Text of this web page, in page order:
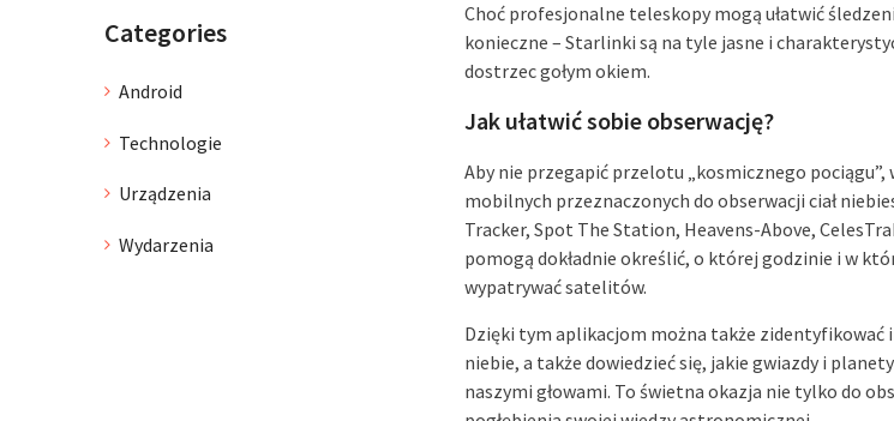
Choć profesjonalne teleskopy mogą ułatwić
konieczne – Starlinki są na tyle jasne i
dostrzec gołym okiem.
Jak ułatwić sobie obserwację?
Aby nie przegapić przelotu „kosmicznego
mobilnych przeznaczonych do obserwacji ciał
Tracker, Spot The Station, Heavens-Above,
pomogą dokładnie określić, o której godzinie i w
wypatrywać satelitów.
Dzięki tym aplikacjom można także zidentyfikować
niebie, a także dowiedzieć się, jakie gwiazdy i
naszymi głowami. To świetna okazja nie tylko do
Categories
Android
Technologie
Urządzenia
Wydarzenia